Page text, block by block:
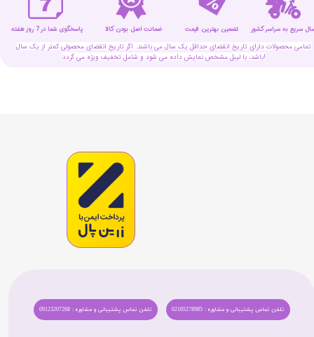
تمامی محصولات دارای تاریخ انقضای حداقل یک سال می باشند. اگر تاریخ انقضای محصولی کمتر از یک سال
باشد، با لیبل مشخص نمایش داده می شود و شامل تخفیف ویژه می گردد!
ضمانت اصل بودن کالا تضمین بهترین قیمت پاسخگوی شما در 7 روز هفته سریع به سراسر کشور
تلفن تماس پشتیبانی و مشاوره : 09123207268 تلفن تماس پشتیبانی و مشاوره : 02165278985